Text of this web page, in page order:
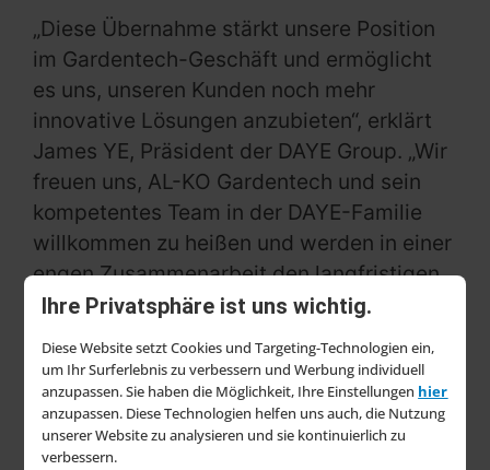
Ihre Privatsphäre ist uns wichtig.
Diese Website setzt Cookies und Targeting-Technologien ein,
um Ihr Surferlebnis zu verbessern und Werbung individuell
anzupassen. Sie haben die Möglichkeit, Ihre Einstellungen hier
anzupassen. Diese Technologien helfen uns auch, die Nutzung
unserer Website zu analysieren und sie kontinuierlich zu
verbessern.
„Diese Übernahme stärkt unsere Position
im Gardentech-Geschäft und ermöglicht
es uns, unseren Kunden noch mehr
innovative Lösungen anzubieten“, erklärt
James YE, Präsident der DAYE Group. „Wir
freuen uns, AL-KO Gardentech und sein
kompetentes Team in der DAYE-Familie
willkommen zu heißen und werden in einer
engen Zusammenarbeit den langfristigen
Erfolg vorantreiben.“
Die Akquisition ist Teil der strategischen
Wachstumsinitiativen der DAYE Group und
erweitert das bestehende Produktportfolio
sowie das globale Netzwerk. Mit AL-KO